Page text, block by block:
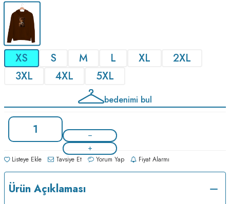
XS S M L XL
2XL
3XL
4XL 5XL
bedenimi bul
Listeye Ekle Tavsiye Et Yorum Yap Fiyat Alarmı
Ürün Açıklaması